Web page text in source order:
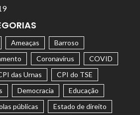
Ameaças
Barroso
Coronavírus
COVID
das Urnas
CPI do TSE
Democracia
Educação
públicas
Estado de direito